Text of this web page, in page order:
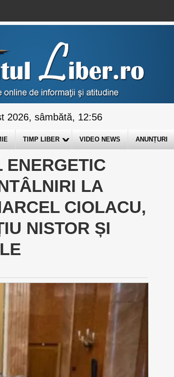
2026, sâmbătă, 12:56
TIMP LIBER VIDEO NEWS ANUNȚURI
ENERGETIC
LA
CIOLACU,
NISTOR ȘI